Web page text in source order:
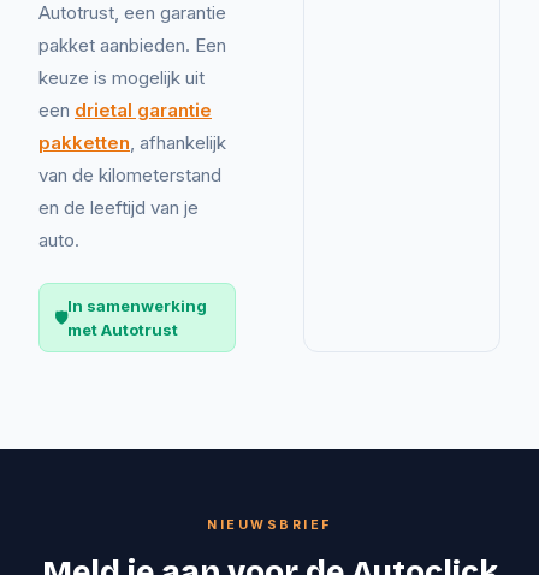
Autotrust, een garantie
pakket aanbieden. Een
keuze is mogelijk uit
een drietal garantie
pakketten, afhankelijk
van de kilometerstand
en de leeftijd van je
auto.
🛡️
In samenwerking
met Autotrust
NIEUWSBRIEF